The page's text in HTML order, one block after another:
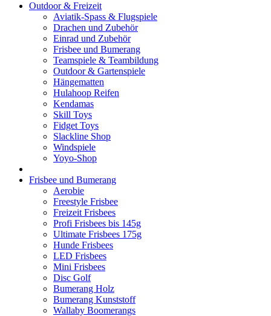
Outdoor & Freizeit
Aviatik-Spass & Flugspiele
Drachen und Zubehör
Einrad und Zubehör
Frisbee und Bumerang
Teamspiele & Teambildung
Outdoor & Gartenspiele
Hängematten
Hulahoop Reifen
Kendamas
Skill Toys
Fidget Toys
Slackline Shop
Windspiele
Yoyo-Shop
Frisbee und Bumerang
Aerobie
Freestyle Frisbee
Freizeit Frisbees
Profi Frisbees bis 145g
Ultimate Frisbees 175g
Hunde Frisbees
LED Frisbees
Mini Frisbees
Disc Golf
Bumerang Holz
Bumerang Kunststoff
Wallaby Boomerangs